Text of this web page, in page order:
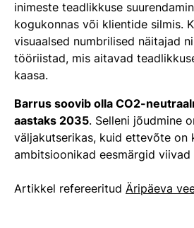
inimeste teadlikkuse
kogukonnas või klientide silmis.
visuaalsed numbrilised näitajad
tööriistad, mis aitavad
kaasa.
Barrus soovib olla CO2-
aastaks 2035. Selleni jõudmine
väljakutserikas, kuid ettevõte on
ambitsioonikad eesmärgid viivad
Artikkel refereeritud Äripäeva